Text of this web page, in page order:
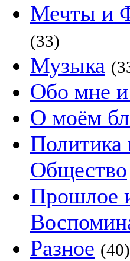
Мечты и
(33)
Музыка
Обо мне
О моём
Политика
Общество
Прошлое
Разное (40)